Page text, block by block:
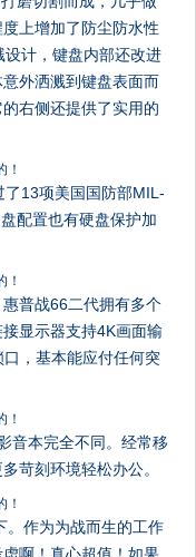
上增加了防尘防水性
计，键盘内部还改进
外洒溅到键盘表面而
右侧还提供了实用的
13项美国国防部MIL-
配置也有硬盘保护加
普战66二代拥有多个
显示器支持4K画面输
，基本能应付任何突
音本完全不同。经常移
苛刻环境轻松办公。
。作为为战而生的工作